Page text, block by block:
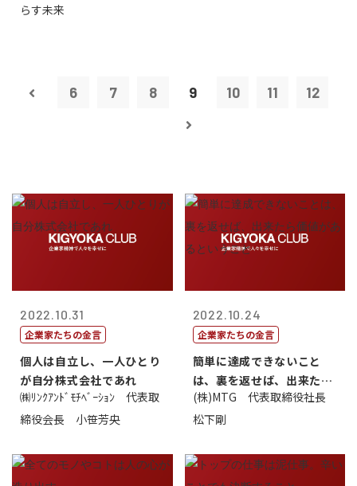
らす未来
6 7 8 9 10 11 12
2022.10.31
企業家たちの金言
個人は自立し、一人ひとり
が自分株式会社であれ
㈱ﾘﾝｸｱﾝﾄﾞﾓﾁﾍﾞｰｼｮﾝ 代表取
締役会長 小笹芳央
2022.10.24
企業家たちの金言
簡単に達成できないこと
は、裏を返せば、出来たら
価値があるとい...
(株)MTG 代表取締役社長
松下剛